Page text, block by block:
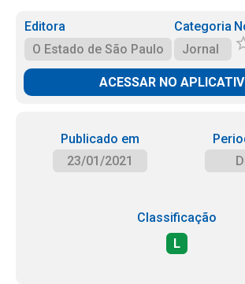
Editora
O Estado de São Paulo
Categoria
Jornal
ACESSAR NO
Publicado em
23/01/2021
Classificação
L